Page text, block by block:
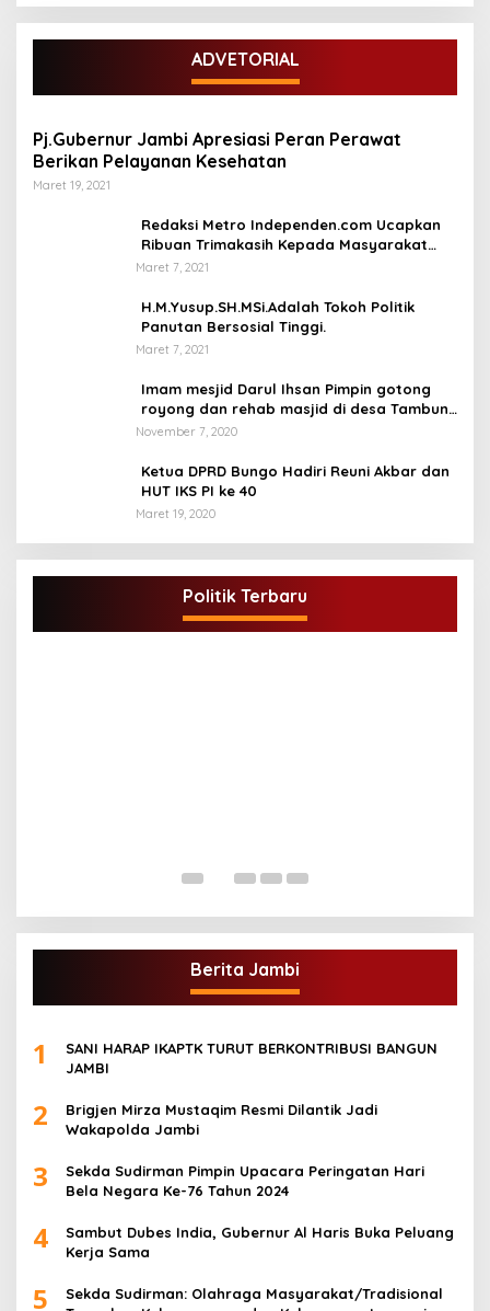
ADVETORIAL
Pj.Gubernur Jambi Apresiasi Peran Perawat
Berikan Pelayanan Kesehatan
Maret 19, 2021
Redaksi Metro Independen.com Ucapkan
Ribuan Trimakasih Kepada Masyarakat
Pengunjung Dan Pembaca.
Maret 7, 2021
H.M.Yusup.SH.MSi.Adalah Tokoh Politik
Panutan Bersosial Tinggi.
Maret 7, 2021
Imam mesjid Darul Ihsan Pimpin gotong
royong dan rehab masjid di desa Tambun
Arang Kecamatan Sumay, kabupaten tebo
November 7, 2020
Ketua DPRD Bungo Hadiri Reuni Akbar dan
HUT IKS PI ke 40
Maret 19, 2020
Politik Terbaru
DPD Partai Golkar,Muscam Ke-X Dalam
Rangka Pemilihan Ketua PK.
Juli 5, 2021
Berita Jambi
1
SANI HARAP IKAPTK TURUT BERKONTRIBUSI BANGUN
JAMBI
2
Brigjen Mirza Mustaqim Resmi Dilantik Jadi
Wakapolda Jambi
3
Sekda Sudirman Pimpin Upacara Peringatan Hari
Bela Negara Ke-76 Tahun 2024
4
Sambut Dubes India, Gubernur Al Haris Buka Peluang
Kerja Sama
5
Sekda Sudirman: Olahraga Masyarakat/Tradisional